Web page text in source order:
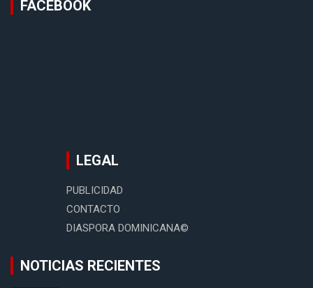
FACEBOOK
LEGAL
PUBLICIDAD
CONTACTO
DIASPORA DOMINICANA©
NOTICIAS RECIENTES